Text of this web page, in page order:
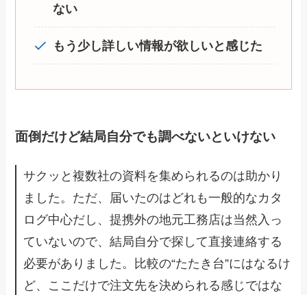
ない
もう少し詳しい情報が欲しいと感じた
面倒だけど結局自分でも調べないといけない
サクッと複数社の資料を集められるのは助かり
ました。ただ、届いたのはどれも一般的なカタ
ログ中心だし、提携外の地元工務店は当然入っ
ていないので、結局自分で探して直接連絡する
必要がありました。比較の“たたき台”にはなるけ
ど、ここだけで注文先を決められる感じではな